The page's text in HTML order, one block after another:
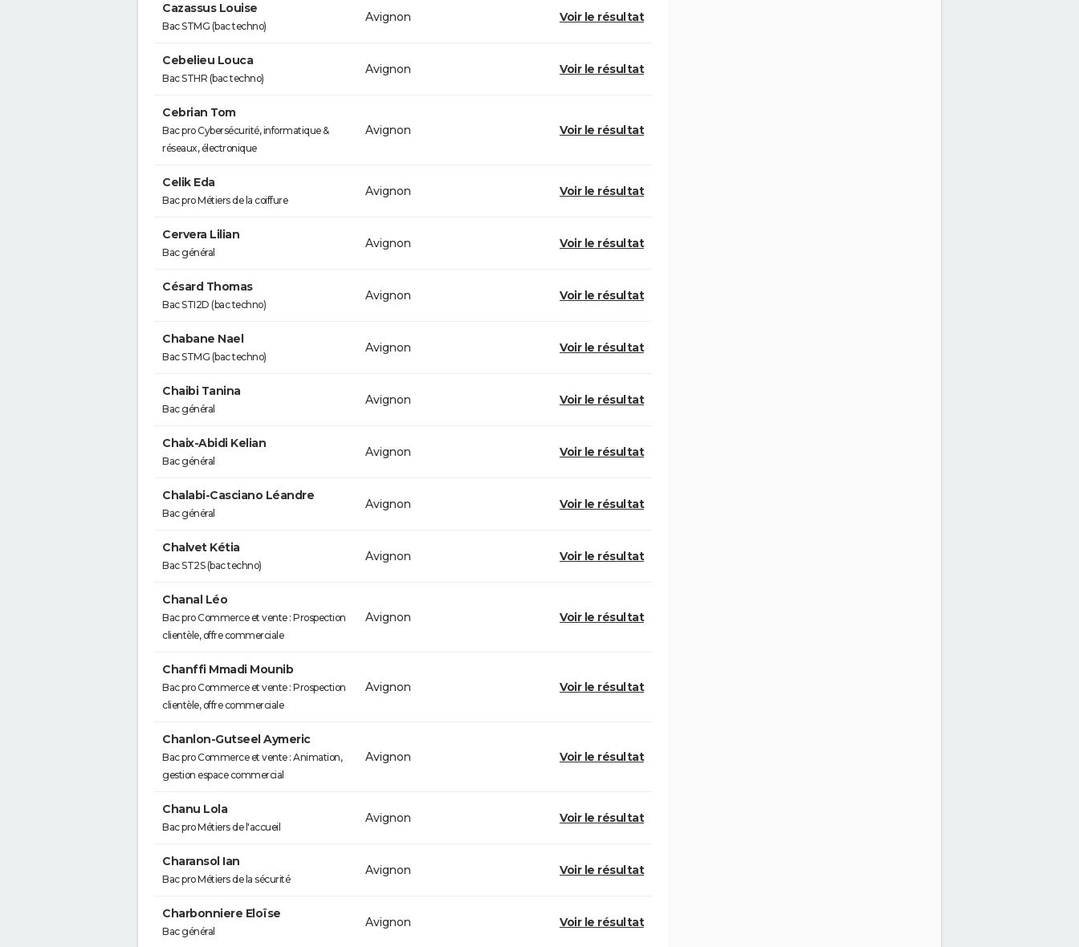
Cazassus Louise
Bac STMG (bac techno)
Avignon Voir le résultat
Cebelieu Louca
Bac STHR (bac techno)
Avignon Voir le résultat
Cebrian Tom
Bac pro Cybersécurité, informatique &
réseaux, électronique
Avignon Voir le résultat
Celik Eda
Bac pro Métiers de la coiffure
Avignon Voir le résultat
Cervera Lilian
Bac général
Avignon Voir le résultat
Césard Thomas
Bac STI2D (bac techno)
Avignon Voir le résultat
Chabane Nael
Bac STMG (bac techno)
Avignon Voir le résultat
Chaibi Tanina
Bac général
Avignon Voir le résultat
Chaix-Abidi Kelian
Bac général
Avignon Voir le résultat
Chalabi-Casciano Léandre
Bac général
Avignon Voir le résultat
Chalvet Kétia
Bac ST2S (bac techno)
Avignon Voir le résultat
Chanal Léo
Bac pro Commerce et vente : Prospection
clientèle, offre commerciale
Avignon Voir le résultat
Chanffi Mmadi Mounib
Bac pro Commerce et vente : Prospection
clientèle, offre commerciale
Avignon Voir le résultat
Chanlon-Gutseel Aymeric
Bac pro Commerce et vente : Animation,
gestion espace commercial
Avignon Voir le résultat
Chanu Lola
Bac pro Métiers de l'accueil
Avignon Voir le résultat
Charansol Ian
Bac pro Métiers de la sécurité
Avignon Voir le résultat
Charbonniere Eloïse
Bac général
Avignon Voir le résultat